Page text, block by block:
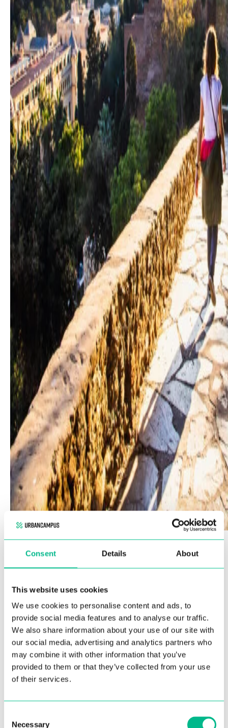
Consent Details About
This website uses cookies
We use cookies to personalise content and ads, to
provide social media features and to analyse our traffic.
We also share information about your use of our site with
our social media, advertising and analytics partners who
may combine it with other information that you’ve
provided to them or that they’ve collected from your use
of their services.
Necessary
Teatinoses elbarrio más joven de Málagay una de las mejores
campus principal de la Universidad, la zona tiene un ambiente muy
comunicado por el metro(Línea 1), que permite a sus residentes llegar
crecimiento y a la abundancia de edificios modernos,Teatinoses
perfecto para quienes buscan una
alta calidad de vida
nversión inteligente a largo plazo.
El Limonar y La Malagueta, zonas
residenciales junto al mar